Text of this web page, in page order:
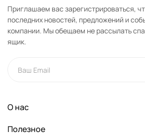
Приглашаем вас зарегистрироваться,
последних новостей, предложений и
компании. Мы обещаем не рассылать
ящик.
О нас
Полезное